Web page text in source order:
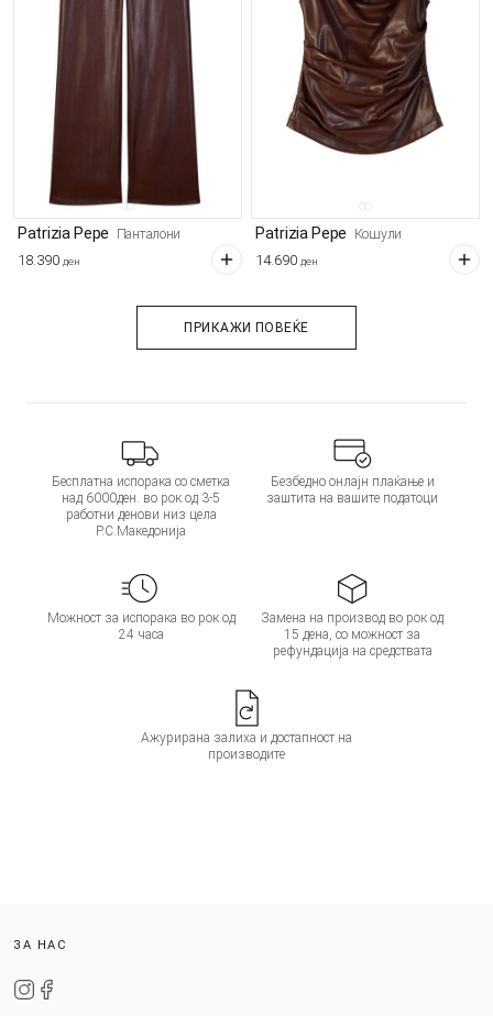
Patrizia Pepe Панталони
18.390 ден
Patrizia Pepe Кошули
14.690 ден
ПРИКАЖИ ПОВЕЌЕ
Бесплатна испорака со сметка
над 6000ден. во рок од 3-5
работни денови низ цела
Р.С.Македонија
Безбедно онлајн плаќање и
заштита на вашите податоци
Можност за испорака во рок од
24 часа
Замена на производ во рок од
15 дена, со можност за
рефундација на средствата
Ажурирана залиха и достапност на
производите
ЗА НАС